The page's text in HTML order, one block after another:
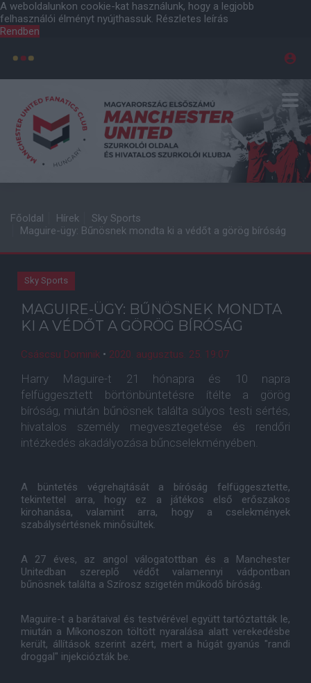
A weboldalunkon cookie-kat használunk, hogy a legjobb
felhasználói élményt nyújthassuk. Részletes leírás
Rendben
Főoldal Hírek
Sky Sports
Maguire-ügy: Bűnösnek mondta ki a védőt a görög bíróság
Sky Sports
MAGUIRE-ÜGY: BŰNÖSNEK MONDTA
KI A VÉDŐT A GÖRÖG BÍRÓSÁG
Csáscsu Dominik • 2020. augusztus. 25. 19:07
Harry Maguire-t 21 hónapra és 10 napra
felfüggesztett börtönbüntetésre ítélte a görög
bíróság, miután bűnösnek találta súlyos testi sértés,
hivatalos személy megvesztegetése és rendőri
intézkedés akadályozása bűncselekményében.
A büntetés végrehajtását a bíróság felfüggesztette,
tekintettel arra, hogy ez a játékos első erőszakos
kirohanása, valamint arra, hogy a cselekmények
szabálysértésnek minősültek.
A 27 éves, az angol válogatottban és a Manchester
Unitedban szereplő védőt valamennyi vádpontban
bűnösnek találta a Szírosz szigetén működő bíróság.
Maguire-t a barátaival és testvérével együtt tartóztatták le,
miután a Míkonoszon töltött nyaralása alatt verekedésbe
került, állítások szerint azért, mert a húgát gyanús "randi
droggal" injekciózták be.